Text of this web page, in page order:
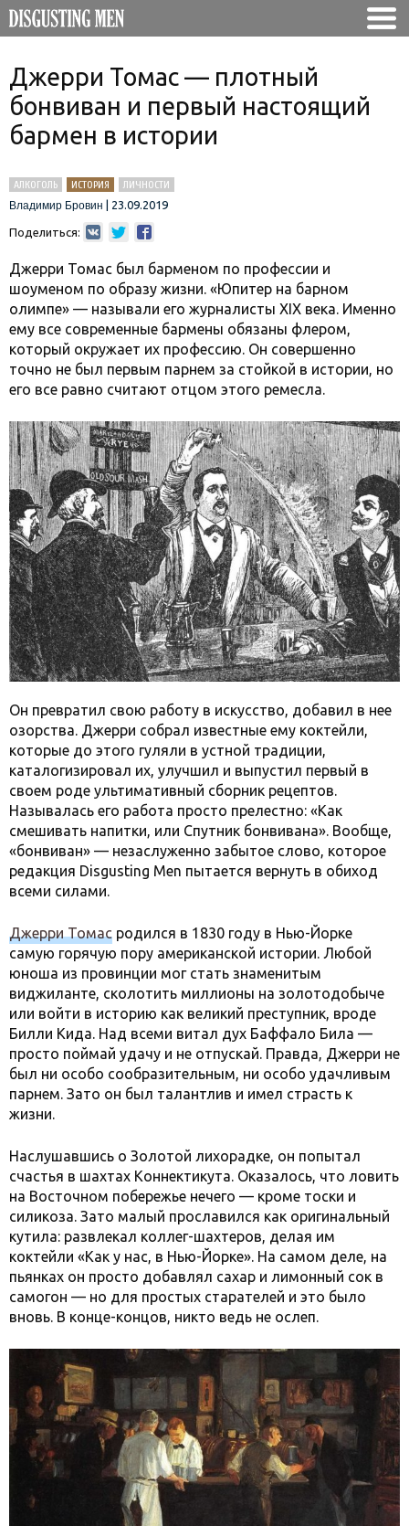
Джерри Томас — плотный
бонвиван и первый настоящий
бармен в истории
АЛКОГОЛЬ ИСТОРИЯ
ЛИЧНОСТИ
Владимир Бровин
23.09.2019
Поделиться:
Джерри Томас был барменом по профессии и
шоуменом по образу жизни. «Юпитер на барном
олимпе» — называли его журналисты XIX века. Именно
ему все современные бармены обязаны флером,
который окружает их профессию. Он совершенно
точно не был первым парнем за стойкой в истории, но
его все равно считают отцом этого ремесла.
Он превратил свою работу в искусство, добавил в нее
озорства. Джерри собрал известные ему коктейли,
которые до этого гуляли в устной традиции,
каталогизировал их, улучшил и выпустил первый в
своем роде ультимативный сборник рецептов.
Называлась его работа просто прелестно: «Как
смешивать напитки, или Спутник бонвивана». Вообще,
«бонвиван» — незаслуженно забытое слово, которое
редакция Disgusting Men пытается вернуть в обиход
всеми силами.
Джерри Томас родился в 1830 году в Нью-Йорке
самую горячую пору американской истории. Любой
юноша из провинции мог стать знаменитым
виджиланте, сколотить миллионы на золотодобыче
или войти в историю как великий преступник, вроде
Билли Кида. Над всеми витал дух Баффало Била —
просто поймай удачу и не отпускай. Правда, Джерри не
был ни особо сообразительным, ни особо удачливым
парнем. Зато он был талантлив и имел страсть к
жизни.
Наслушавшись о Золотой лихорадке, он попытал
счастья в шахтах Коннектикута. Оказалось, что ловить
на Восточном побережье нечего — кроме тоски и
силикоза. Зато малый прославился как оригинальный
кутила: развлекал коллег-шахтеров, делая им
коктейли «Как у нас, в Нью-Йорке». На самом деле, на
пьянках он просто добавлял сахар и лимонный сок в
самогон — но для простых старателей и это было
вновь. В конце-концов, никто ведь не ослеп.